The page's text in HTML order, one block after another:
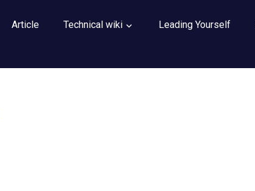
Article Technical wiki Leading Yourself